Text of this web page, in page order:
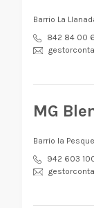
Barrio La
842 84 00
MG
Barrio la
942 603